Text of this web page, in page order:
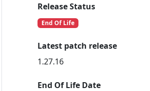
Release Status
End Of Life
Latest patch release
1.27.16
End Of Life Date